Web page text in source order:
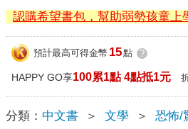
認購希望書包，幫助弱勢孩童上
預計最高可得金幣 15點 ?
HAPPY GO享100累1點 4點抵1元
分類： 中文書 ＞ 文學 ＞ 恐怖/